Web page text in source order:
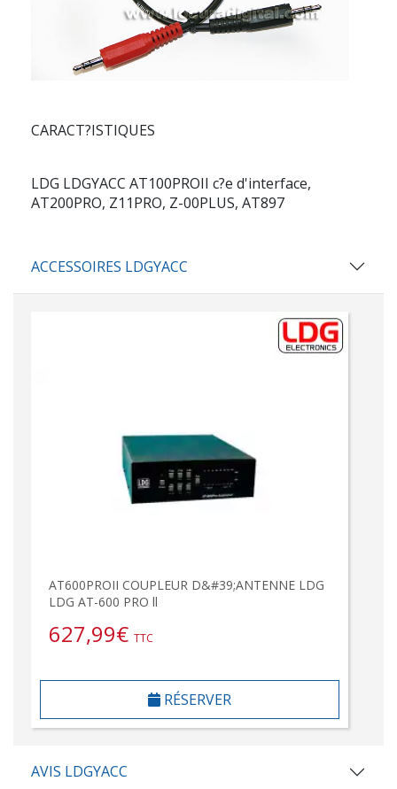
CARACT?ISTIQUES
LDG LDGYACC AT100PROII c?e d'interface,
AT200PRO, Z11PRO, Z-00PLUS, AT897
ACCESSOIRES LDGYACC
AT600PROII COUPLEUR D&#39;ANTENNE LDG
LDG AT-600 PRO ll
627,99€ TTC
RÉSERVER
AVIS LDGYACC